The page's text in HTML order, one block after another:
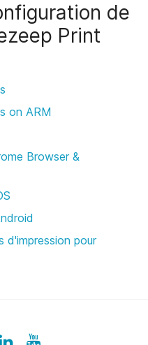
de
Print
on ARM
Browser &
d'impression pour
LinkedIn
ezeepYouTube